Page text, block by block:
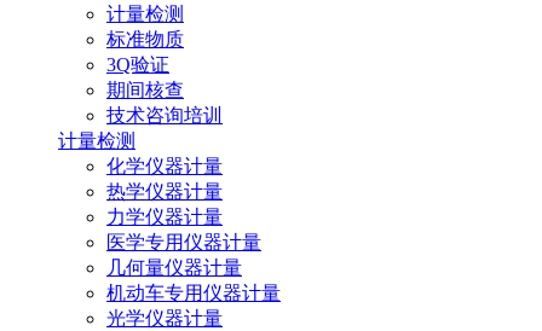
计量检测
标准物质
3Q验证
期间核查
技术咨询培训
计量检测
化学仪器计量
热学仪器计量
力学仪器计量
医学专用仪器计量
几何量仪器计量
机动车专用仪器计量
光学仪器计量